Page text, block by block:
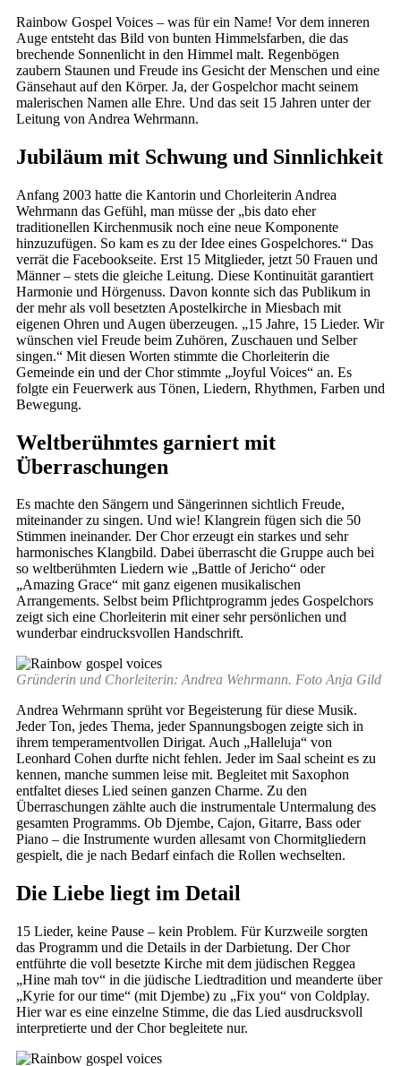
Rainbow Gospel Voices – was für ein Name! Vor dem inneren
Auge entsteht das Bild von bunten Himmelsfarben, die das
brechende Sonnenlicht in den Himmel malt. Regenbögen
zaubern Staunen und Freude ins Gesicht der Menschen und eine
Gänsehaut auf den Körper. Ja, der Gospelchor macht seinem
malerischen Namen alle Ehre. Und das seit 15 Jahren unter der
Leitung von Andrea Wehrmann.
Jubiläum mit Schwung und Sinnlichkeit
Anfang 2003 hatte die Kantorin und Chorleiterin Andrea
Wehrmann das Gefühl, man müsse der „bis dato eher
traditionellen Kirchenmusik noch eine neue Komponente
hinzuzufügen. So kam es zu der Idee eines Gospelchores.“ Das
verrät die Facebookseite. Erst 15 Mitglieder, jetzt 50 Frauen und
Männer – stets die gleiche Leitung. Diese Kontinuität garantiert
Harmonie und Hörgenuss. Davon konnte sich das Publikum in
der mehr als voll besetzten Apostelkirche in Miesbach mit
eigenen Ohren und Augen überzeugen. „15 Jahre, 15 Lieder. Wir
wünschen viel Freude beim Zuhören, Zuschauen und Selber
singen.“ Mit diesen Worten stimmte die Chorleiterin die
Gemeinde ein und der Chor stimmte „Joyful Voices“ an. Es
folgte ein Feuerwerk aus Tönen, Liedern, Rhythmen, Farben und
Bewegung.
Weltberühmtes garniert mit
Überraschungen
Es machte den Sängern und Sängerinnen sichtlich Freude,
miteinander zu singen. Und wie! Klangrein fügen sich die 50
Stimmen ineinander. Der Chor erzeugt ein starkes und sehr
harmonisches Klangbild. Dabei überrascht die Gruppe auch bei
so weltberühmten Liedern wie „Battle of Jericho“ oder
„Amazing Grace“ mit ganz eigenen musikalischen
Arrangements. Selbst beim Pflichtprogramm jedes Gospelchors
zeigt sich eine Chorleiterin mit einer sehr persönlichen und
wunderbar eindrucksvollen Handschrift.
Gründerin und Chorleiterin: Andrea Wehrmann. Foto Anja Gild
Andrea Wehrmann sprüht vor Begeisterung für diese Musik.
Jeder Ton, jedes Thema, jeder Spannungsbogen zeigte sich in
ihrem temperamentvollen Dirigat. Auch „Halleluja“ von
Leonhard Cohen durfte nicht fehlen. Jeder im Saal scheint es zu
kennen, manche summen leise mit. Begleitet mit Saxophon
entfaltet dieses Lied seinen ganzen Charme. Zu den
Überraschungen zählte auch die instrumentale Untermalung des
gesamten Programms. Ob Djembe, Cajon, Gitarre, Bass oder
Piano – die Instrumente wurden allesamt von Chormitgliedern
gespielt, die je nach Bedarf einfach die Rollen wechselten.
Die Liebe liegt im Detail
15 Lieder, keine Pause – kein Problem. Für Kurzweile sorgten
das Programm und die Details in der Darbietung. Der Chor
entführte die voll besetzte Kirche mit dem jüdischen Reggea
„Hine mah tov“ in die jüdische Liedtradition und meanderte über
„Kyrie for our time“ (mit Djembe) zu „Fix you“ von Coldplay.
Hier war es eine einzelne Stimme, die das Lied ausdrucksvoll
interpretierte und der Chor begleitete nur.